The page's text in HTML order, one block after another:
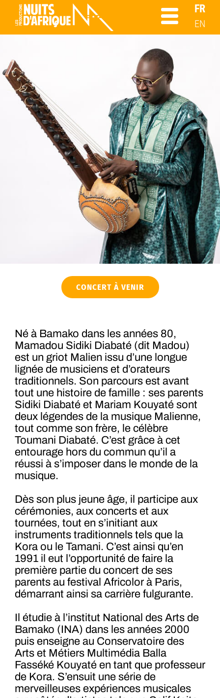
FR
EN
CONCERT À VENIR
Né à Bamako dans les années 80,
Mamadou Sidiki Diabaté (dit Madou)
est un griot Malien issu d’une longue
lignée de musiciens et d’orateurs
traditionnels. Son parcours est avant
tout une histoire de famille : ses parents
Sidiki Diabaté et Mariam Kouyaté sont
deux légendes de la musique Malienne,
tout comme son frère, le célèbre
Toumani Diabaté. C’est grâce à cet
entourage hors du commun qu’il a
réussi à s’imposer dans le monde de la
musique.
Dès son plus jeune âge, il participe aux
cérémonies, aux concerts et aux
tournées, tout en s’initiant aux
instruments traditionnels tels que la
Kora ou le Tamani. C’est ainsi qu’en
1991 il eut l’opportunité de faire la
première partie du concert de ses
parents au festival Africolor à Paris,
démarrant ainsi sa carrière fulgurante.
Il étudie à l’institut National des Arts de
Bamako (INA) dans les années 2000
puis enseigne au Conservatoire des
Arts et Métiers Multimédia Balla
Fasséké Kouyaté en tant que professeur
de Kora. S’ensuit une série de
merveilleuses expériences musicales